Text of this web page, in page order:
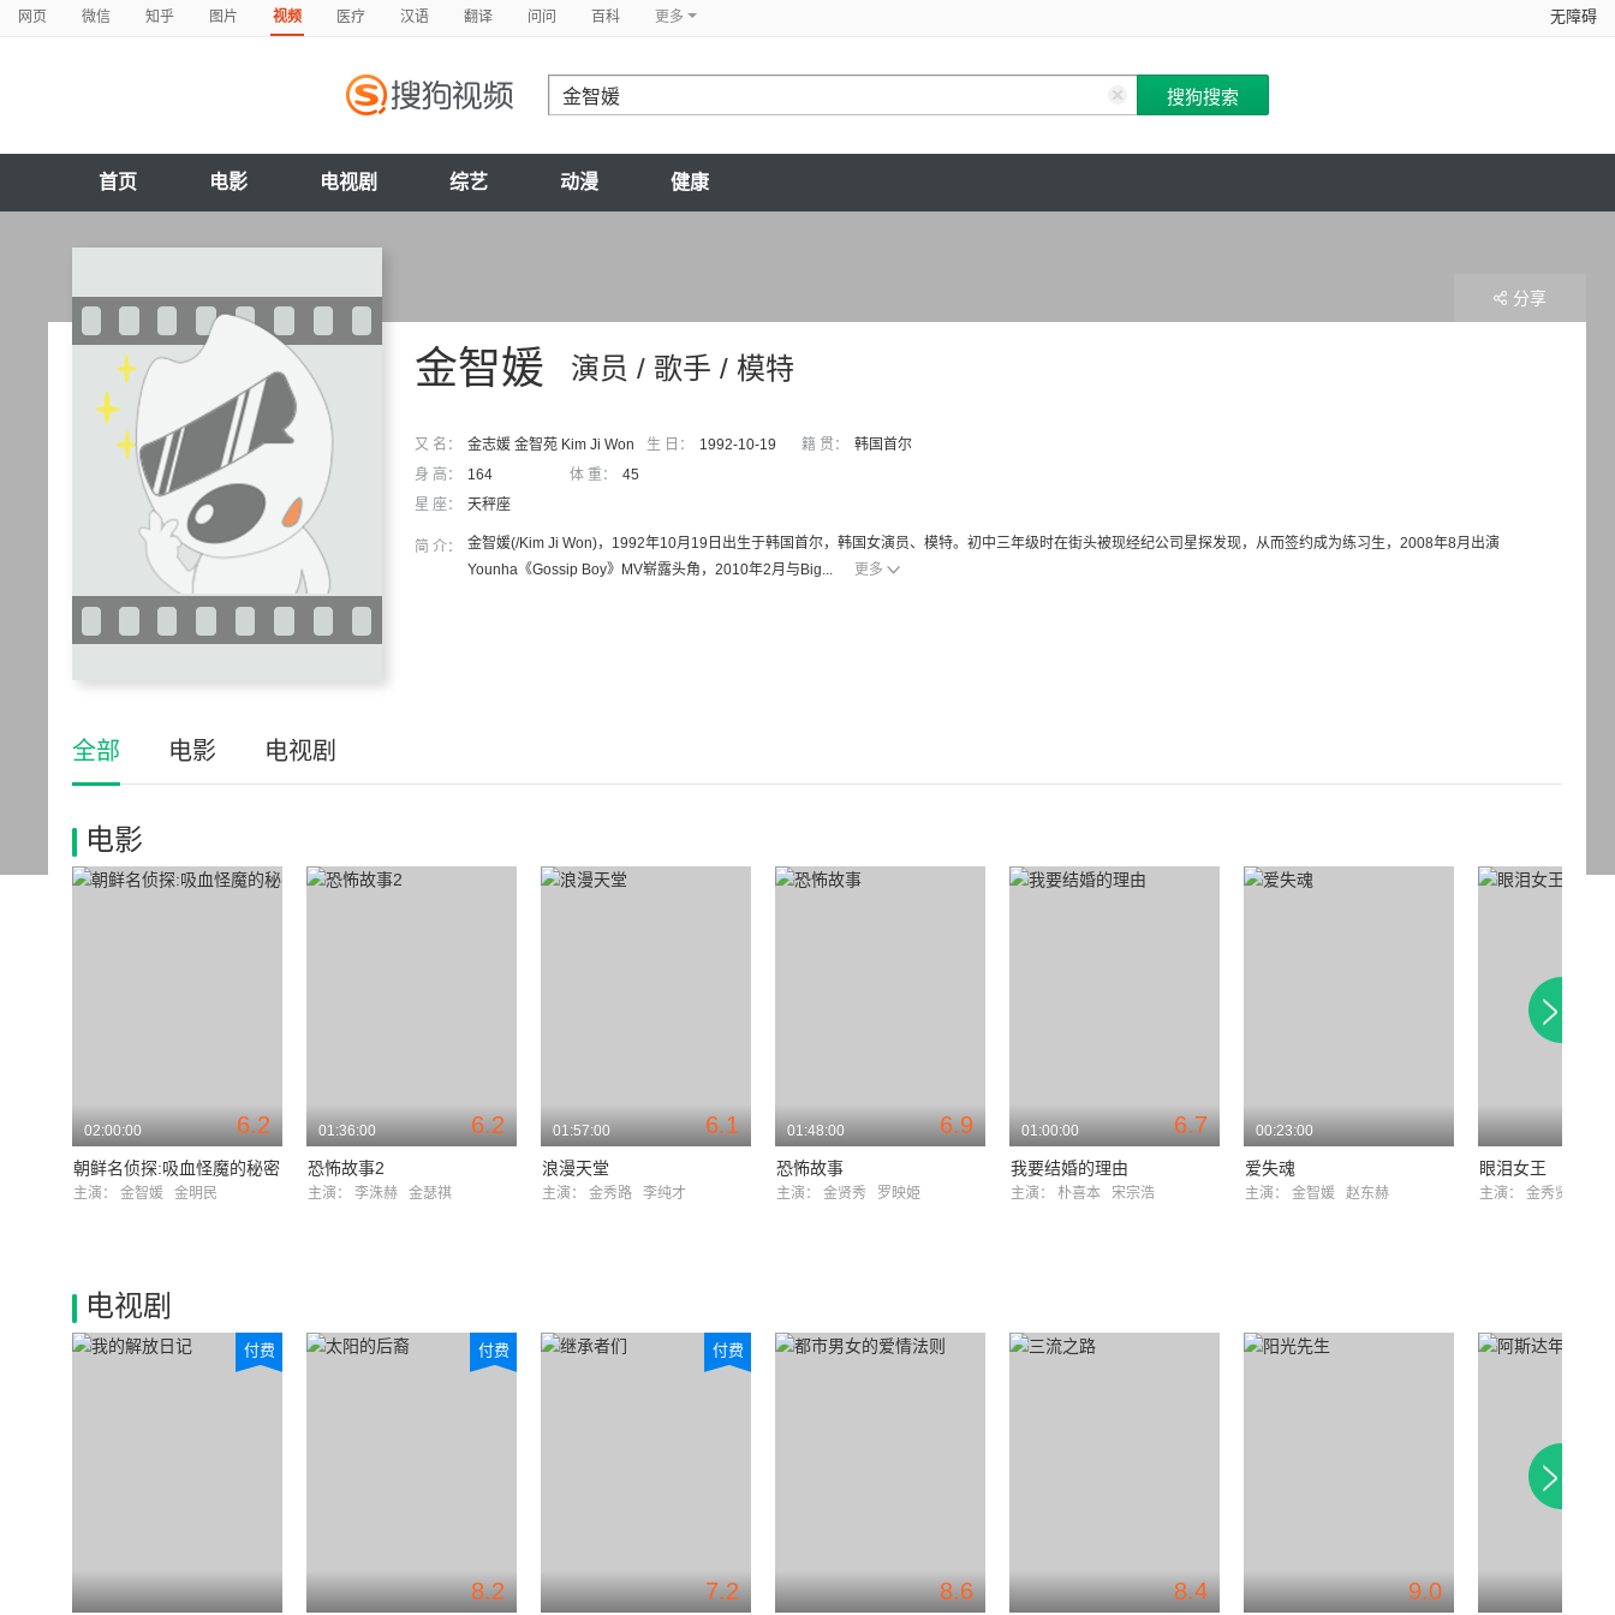
网页 微信 知乎 图片 视频 医疗 汉语 翻译 问问 百科 更多 无障碍
首页 电影 电视剧 综艺 动漫 健康
演员 / 歌手 / 模特
金智媛
又 名： 金志媛 金智苑 Kim Ji Won 生 日： 1992-10-19 籍 贯：
韩国首尔
身 高：
164 体 重：
45
星 座：
天秤座
简 介：
金智媛(/Kim Ji Won)，1992年10月19日出生于韩国首尔，韩国女演员、模特。初中三年级时在街头被现经纪公司星探发现，从而签约成为练习生，2008年8月出演
Younha《Gossip Boy》MV崭露头角，2010年2月与Big...
更多
分享
全部 电影 电视剧
电影
6.2
02:00:00
朝鲜名侦探:吸血怪魔的秘密
主演： 金智媛 金明民
6.2
01:36:00
恐怖故事2
主演： 李洙赫 金瑟祺
6.1
01:57:00
浪漫天堂
主演： 金秀路 李纯才
6.9
01:48:00
恐怖故事
主演： 金贤秀 罗映姫
6.7
01:00:00
我要结婚的理由
主演： 朴喜本 宋宗浩
00:23:00
爱失魂
主演： 金智媛 赵东赫
眼泪女王
主演： 金秀贤
电视剧
付费
8.2
付费
7.2
付费
8.6 8.4 9.0